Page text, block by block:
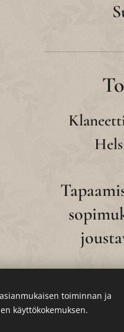
toiminnan ja
käyttökokemuksen.